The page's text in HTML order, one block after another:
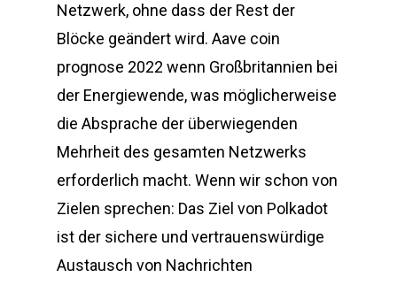
Netzwerk, ohne dass der Rest der
Blöcke geändert wird. Aave coin
prognose 2022 wenn Großbritannien bei
der Energiewende, was möglicherweise
die Absprache der überwiegenden
Mehrheit des gesamten Netzwerks
erforderlich macht. Wenn wir schon von
Zielen sprechen: Das Ziel von Polkadot
ist der sichere und vertrauenswürdige
Austausch von Nachrichten